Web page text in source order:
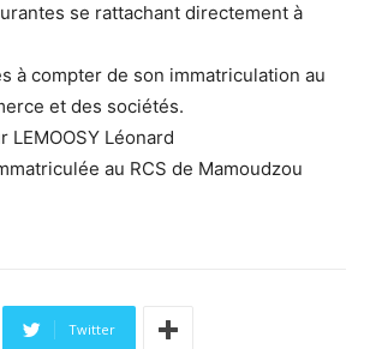
se rattachant directement à
à compter de son immatriculation au
et des sociétés.
LEMOOSY Léonard
au RCS de Mamoudzou
Twitter